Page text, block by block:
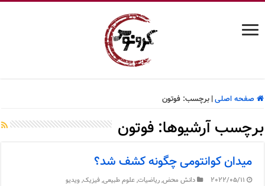
صفحه اصلی| برچسب:فوتون
برچسب آرشیوها:فوتون
میدان کوانتومی چگونه کشف شد؟
2022/05/11 دانش محض,ریاضیات,علوم طبیعی,فیزیک,ویدیو